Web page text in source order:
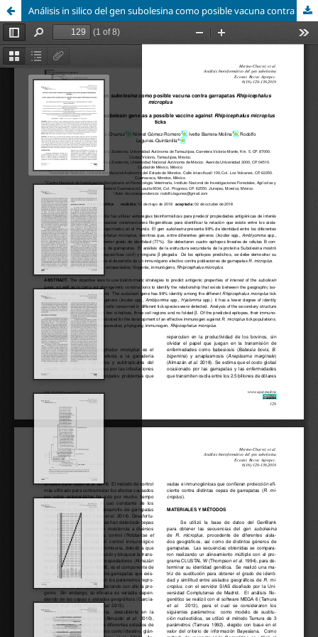
Análisis in silico del gen subolesina como posible vacuna contra garrapatas Rhipicephalus microplus